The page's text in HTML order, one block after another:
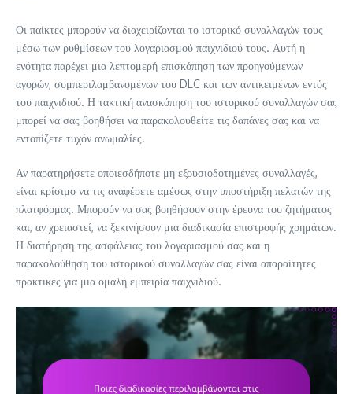
Οι παίκτες μπορούν να διαχειρίζονται το ιστορικό συναλλαγών τους
μέσω των ρυθμίσεων του λογαριασμού παιχνιδιού τους. Αυτή η
ενότητα παρέχει μια λεπτομερή επισκόπηση των προηγούμενων
αγορών, συμπεριλαμβανομένων του DLC και των αντικειμένων εντός
του παιχνιδιού. Η τακτική ανασκόπηση του ιστορικού συναλλαγών σας
μπορεί να σας βοηθήσει να παρακολουθείτε τις δαπάνες σας και να
εντοπίζετε τυχόν ανωμαλίες.
Αν παρατηρήσετε οποιεσδήποτε μη εξουσιοδοτημένες συναλλαγές,
είναι κρίσιμο να τις αναφέρετε αμέσως στην υποστήριξη πελατών της
πλατφόρμας. Μπορούν να σας βοηθήσουν στην έρευνα του ζητήματος
και, αν χρειαστεί, να ξεκινήσουν μια διαδικασία επιστροφής χρημάτων.
Η διατήρηση της ασφάλειας του λογαριασμού σας και η
παρακολούθηση του ιστορικού συναλλαγών σας είναι απαραίτητες
πρακτικές για μια ομαλή εμπειρία παιχνιδιού.